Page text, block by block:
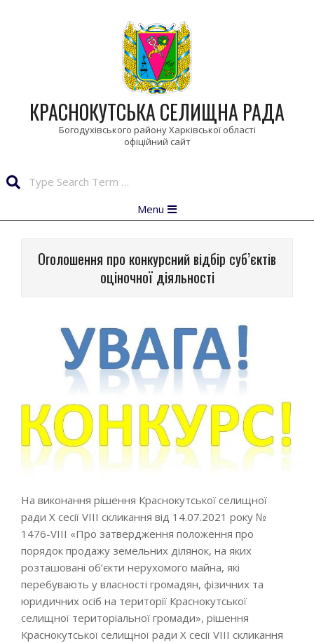
КРАСНОКУТСЬКА СЕЛИЩНА РАДА
Богодухівського району Харківської області
Navigation
Menu
Оголошення про конкурсний відбір суб’єктів
оціночної діяльності
На виконання рішення Краснокутської селищної
ради Х сесії VІІІ скликання від 14.07.2021 року №
1476-VІІІ «Про затвердження положення про
порядок продажу земельних ділянок, на яких
розташовані об’єкти нерухомого майна, які
перебувають у власності громадян, фізичних та
юридичних осіб на території Краснокутської
селищної територіальної громади», рішення
Краснокутської селищної ради Х сесії VІІІ скликання